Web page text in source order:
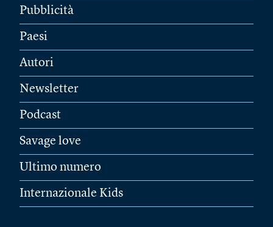
Pubblicità
Paesi
Autori
Newsletter
Podcast
Savage love
Ultimo numero
Internazionale Kids